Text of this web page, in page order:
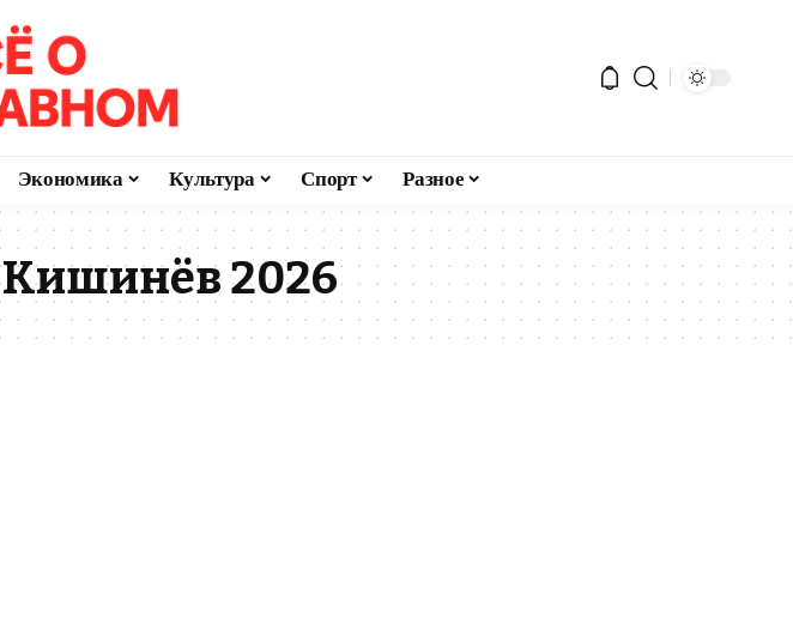
Экономика Культура Спорт Разное
2026